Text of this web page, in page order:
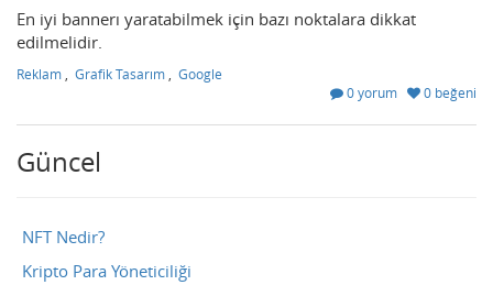
En iyi bannerı yaratabilmek için bazı noktalara dikkat
edilmelidir.
Reklam Grafik Tasarım
Google
0 yorum
0 beğeni
Güncel
NFT Nedir?
Kripto Para Yöneticiliği